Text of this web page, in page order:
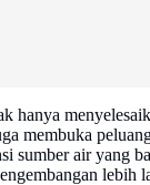
hanya
membuka
sumber air yang
lebih